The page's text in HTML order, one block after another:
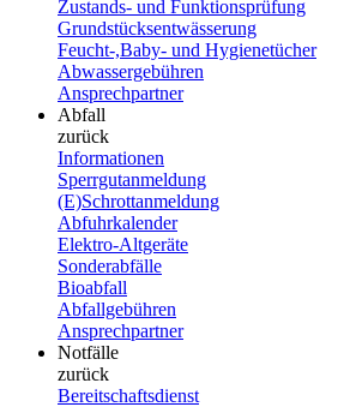
Zustands- und Funktionsprüfung
Grundstücksentwässerung
Feucht-,Baby- und Hygienetücher
Abwassergebühren
Ansprechpartner
Abfall
zurück
Informationen
Sperrgutanmeldung
(E)Schrottanmeldung
Abfuhrkalender
Elektro-Altgeräte
Sonderabfälle
Bioabfall
Abfallgebühren
Ansprechpartner
Notfälle
zurück
Bereitschaftsdienst